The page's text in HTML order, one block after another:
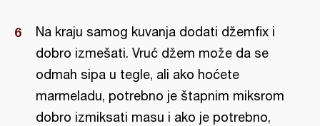
Na kraju samog kuvanja dodati džemfix i
dobro izmešati. Vruć džem može da se
odmah sipa u tegle, ali ako hoćete
marmeladu, potrebno je štapnim miksrom
dobro izmiksati masu i ako je potrebno,